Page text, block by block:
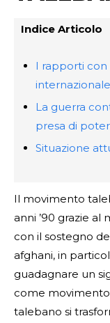
Indice Articolo
I rapporti con
internazionale
La guerra
presa di
Situazione
Il movimento
anni ’90 grazie
con il sostegno
afghani, in
guadagnare un
come movimento
talebano si